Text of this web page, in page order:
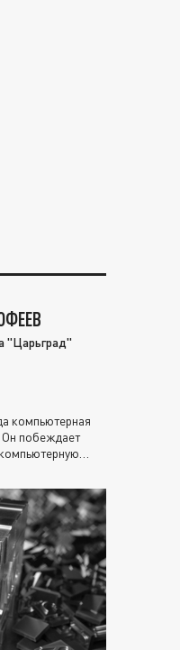
"Царьград"
компьютерная
Он побеждает